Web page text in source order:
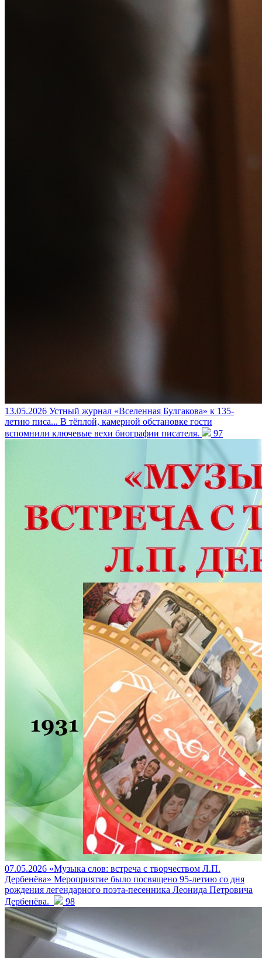
13.05.2026 Устный журнал «Вселенная Булгакова» к 135-
летию писа... В тёплой, камерной обстановке гости
вспомнили ключевые вехи биографии писателя.
97
07.05.2026 «Музыка слов: встреча с творчеством Л.П.
Дербенёва» Мероприятие было посвящено 95-летию со дня
рождения легендарного поэта-песенника Леонида Петровича
Дербенёва.
98